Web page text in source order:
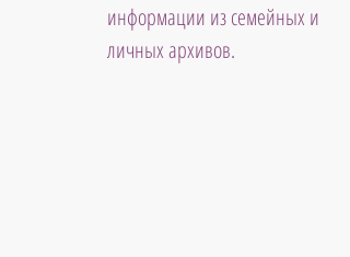
информации из семейных и
личных архивов.